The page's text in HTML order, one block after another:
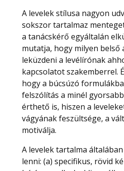
A levelek stílusa nagyon
sokszor tartalmaz
a tanácskérő egyáltalán
mutatja, hogy milyen belső
leküzdeni a levélírónak
kapcsolatot szakemberrel.
hogy a búcsúzó
felszólítás a minél
érthető is, hiszen a
vágyának feszültsége, a
motiválja.
A levelek tartalma
lenni: (a) specifikus, rövid